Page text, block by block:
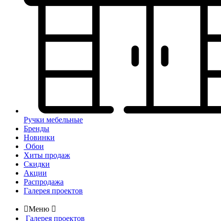
Ручки мебельные
Бренды
Новинки
Обои
Хиты продаж
Скидки
Акции
Распродажа
Галерея проектов
Меню 
Галерея проектов